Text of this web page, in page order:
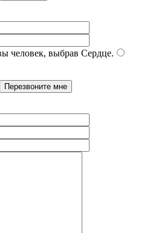
человек, выбрав Сердце.